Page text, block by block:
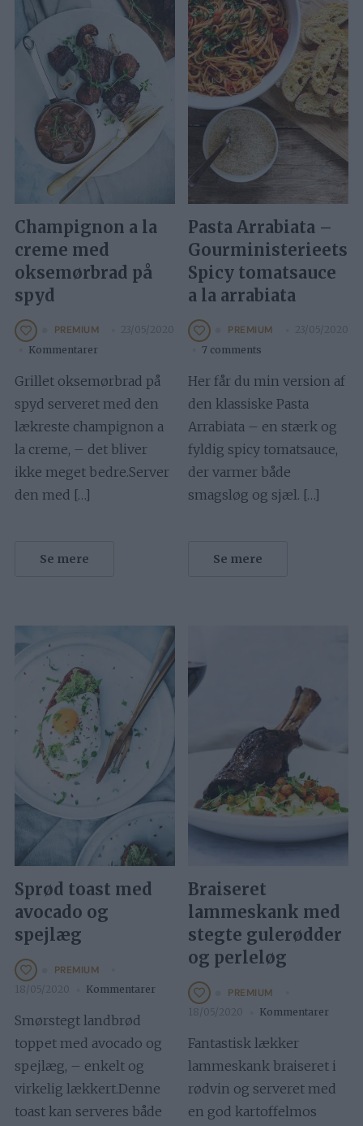
Champignon a la
creme med
oksemørbrad på
spyd
PREMIUM
23/05/2020
Kommentarer
Grillet oksemørbrad på
spyd serveret med den
lækreste champignon a
la creme, – det bliver
ikke meget bedre.Server
den med […]
Se mere
Pasta Arrabiata –
Gourministerieets
Spicy tomatsauce
a la arrabiata
PREMIUM
23/05/2020
7 comments
Her får du min version af
den klassiske Pasta
Arrabiata – en stærk og
fyldig spicy tomatsauce,
der varmer både
smagsløg og sjæl. […]
Se mere
Sprød toast med
avocado og
spejlæg
PREMIUM
18/05/2020 Kommentarer
Smørstegt landbrød
toppet med avocado og
spejlæg, – enkelt og
virkelig lækkert.Denne
toast kan serveres både
Braiseret
lammeskank med
stegte gulerødder
og perleløg
PREMIUM
18/05/2020 Kommentarer
Fantastisk lækker
lammeskank braiseret i
rødvin og serveret med
en god kartoffelmos